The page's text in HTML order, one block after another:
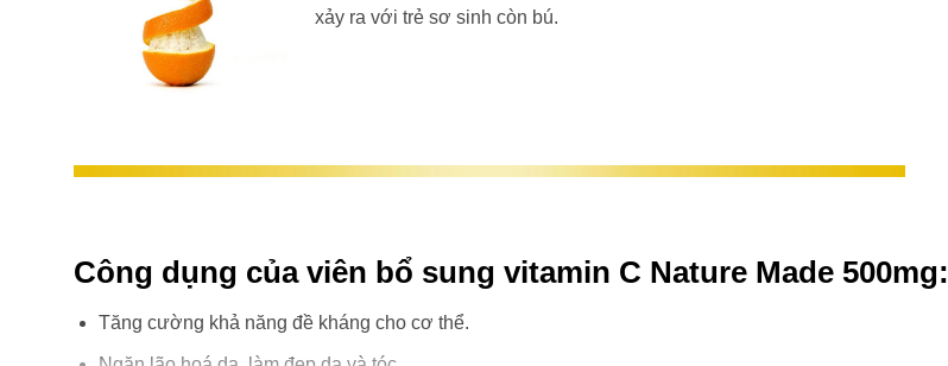
xảy ra với trẻ sơ sinh còn bú.
Công dụng của viên bổ sung vitamin C Nature Made 500mg:
Tăng cường khả năng đề kháng cho cơ thể.